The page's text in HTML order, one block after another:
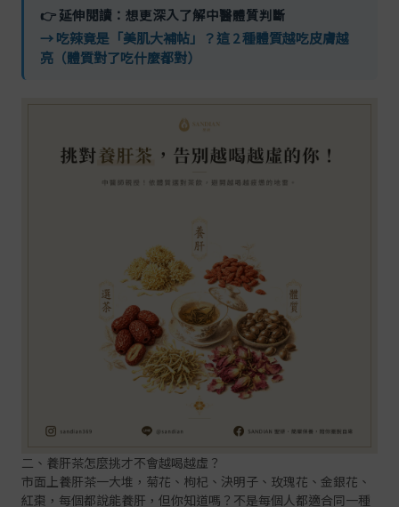
👉 延伸閱讀：想更深入了解中醫體質判斷
→ 吃辣竟是「美肌大補帖」？這 2 種體質越吃皮膚越
亮（體質對了吃什麼都對）
二、養肝茶怎麼挑才不會越喝越虛？
市面上養肝茶一大堆，菊花、枸杞、決明子、玫瑰花、金銀花、
紅棗，每個都說能養肝，但你知道嗎？不是每個人都適合同一種